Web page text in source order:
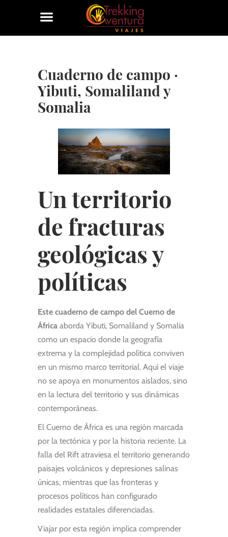
Cuaderno de campo ·
Yibuti, Somaliland y
Somalia
Un territorio
de fracturas
geológicas y
políticas
Este cuaderno de campo del Cuerno de
África aborda Yibuti, Somaliland y Somalia
como un espacio donde la geografía
extrema y la complejidad política conviven
en un mismo marco territorial. Aquí el viaje
no se apoya en monumentos aislados, sino
en la lectura del territorio y sus dinámicas
contemporáneas.
El Cuerno de África es una región marcada
por la tectónica y por la historia reciente. La
falla del Rift atraviesa el territorio generando
paisajes volcánicos y depresiones salinas
únicas, mientras que las fronteras y
procesos políticos han configurado
realidades estatales diferenciadas.
Viajar por esta región implica comprender